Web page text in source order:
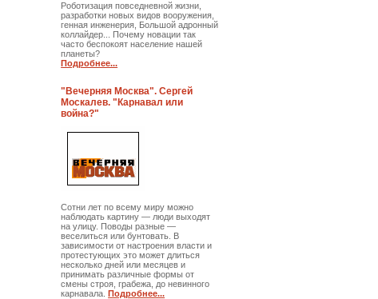
Роботизация повседневной жизни,
разработки новых видов вооружения,
генная инженерия, Большой адронный
коллайдер... Почему новации так
часто беспокоят население нашей
планеты?
Подробнее...
"Вечерняя Москва". Сергей
Москалев. "Карнавал или
война?"
Сотни лет по всему миру можно
наблюдать картину — люди выходят
на улицу. Поводы разные —
веселиться или бунтовать. В
зависимости от настроения власти и
протестующих это может длиться
несколько дней или месяцев и
принимать различные формы от
смены строя, грабежа, до невинного
карнавала.Подробнее...